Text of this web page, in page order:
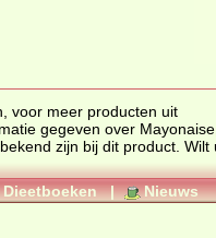
, voor meer producten uit
gegeven over Mayonaise,
Dieetboeken |
Nieuws